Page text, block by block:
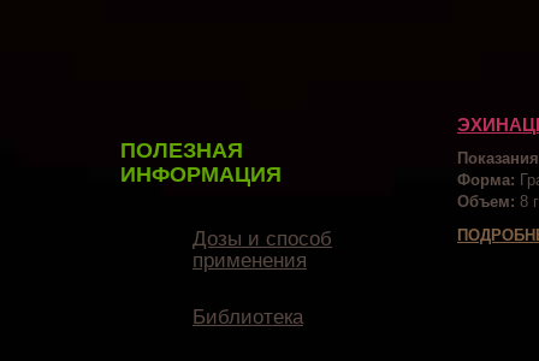
Форма:
Объем: 8 г
ПОЛЕЗНАЯ
ИНФОРМАЦИЯ
Дозы и способ
применения
Библиотека